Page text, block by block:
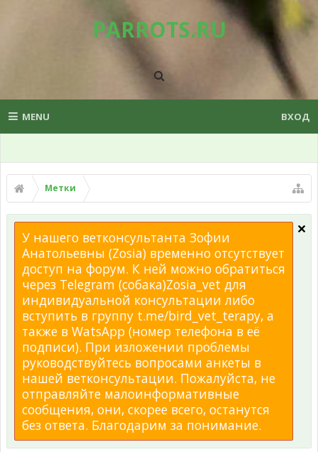
PARROTS.RU
MENU ВХОД
Метки
У нашего ветконсультанта Зофии
Анатольевны (Zosia) временно отсутствует
доступ на форум. К ней можно обратиться
через Telegram (собака)Zosia_vet для
индивидуальной консультации либо
вступить в группу t.me/bird_vet_terapy, а
также в WatsApp (номер телефона в её
подписи). При изложении проблемы
руководствуйтесь вопросами анкеты в
нашей ветконсультации. Пожалуйста, не
отправляйте малоинформативные
сообщения, они, скорее всего, останутся
без ответа. Благодарим за понимание.